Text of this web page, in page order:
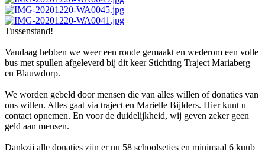
Tussenstand!
Vandaag hebben we weer een ronde gemaakt en wederom een volle
bus met spullen afgeleverd bij dit keer Stichting Traject Mariaberg
en Blauwdorp.
We worden gebeld door mensen die van alles willen of donaties van
ons willen. Alles gaat via traject en Marielle Bijlders. Hier kunt u
contact opnemen. En voor de duidelijkheid, wij geven zeker geen
geld aan mensen.
Dankzij alle donaties zijn er nu 58 schoolsetjes en minimaal 6 kuub